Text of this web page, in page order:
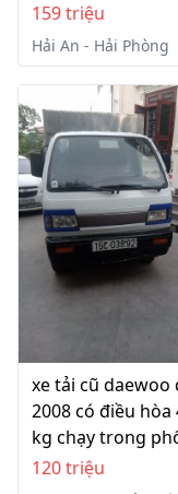
159 triệu
Hải An - Hải Phòng
xe tải cũ daewoo
2008 có điều hòa
kg chạy trong
120 triệu